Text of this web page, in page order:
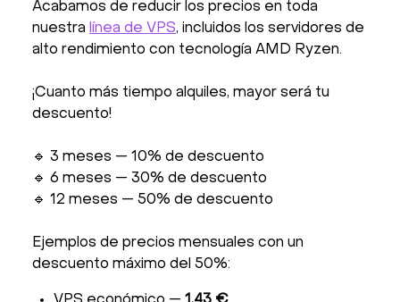
Acabamos de reducir los precios en toda
nuestra línea de VPS, incluidos los servidores de
alto rendimiento con tecnología AMD Ryzen.
¡Cuanto más tiempo alquiles, mayor será tu
descuento!
🔹 3 meses — 10% de descuento
🔹 6 meses — 30% de descuento
🔹 12 meses — 50% de descuento
Ejemplos de precios mensuales con un
descuento máximo del 50%: